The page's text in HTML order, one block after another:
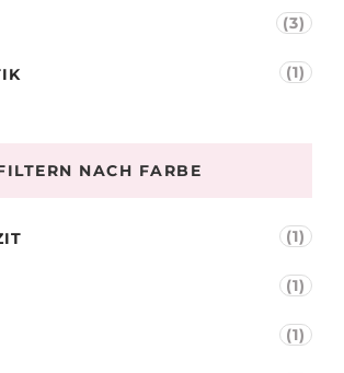
(3)
(1)
NACH FARBE
(1)
(1)
(1)